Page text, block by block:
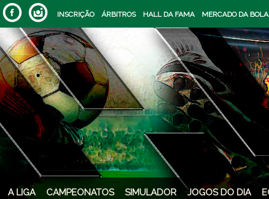
INSCRIÇÃO ÁRBITROS HALL DA FAMA MERCADO DA BOLA
A LIGA CAMPEONATOS SIMULADOR JOGOS DO DIA